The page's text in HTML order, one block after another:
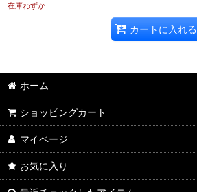
在庫わずか
カートに入れる
ホーム
ショッピングカート
マイページ
お気に入り